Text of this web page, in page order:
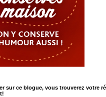
sur ce blogue, vous trouverez votre